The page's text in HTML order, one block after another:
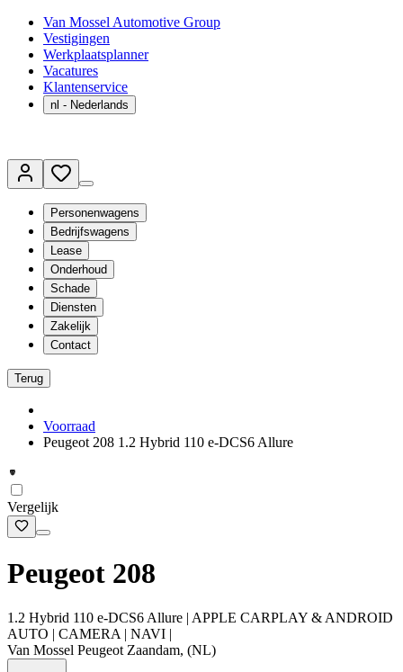
Van Mossel Automotive Group
Vestigingen
Werkplaatsplanner
Vacatures
Klantenservice
nl - Nederlands
Personenwagens
Bedrijfswagens
Lease
Onderhoud
Schade
Diensten
Zakelijk
Contact
Terug
Voorraad
Peugeot 208 1.2 Hybrid 110 e-DCS6 Allure
Vergelijk
Peugeot 208
1.2 Hybrid 110 e-DCS6 Allure | APPLE CARPLAY & ANDROID
AUTO | CAMERA | NAVI |
Van Mossel Peugeot Zaandam, (NL)